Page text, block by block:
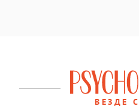
ВЕЗДЕ